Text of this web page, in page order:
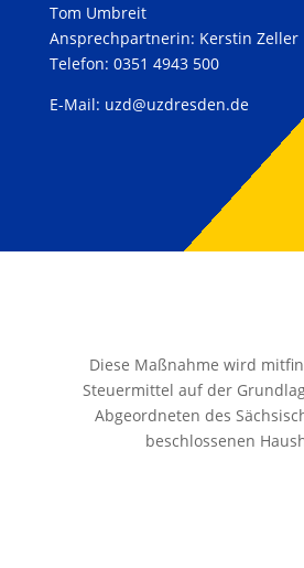
Tom Umbreit
Ansprechpartnerin: Kerstin Zeller
Telefon: 0351 4943 500
E-Mail: uzd@uzdresden.de
Diese Maßnahme wird
Steuermittel auf der
Abgeordneten des
beschlossenen